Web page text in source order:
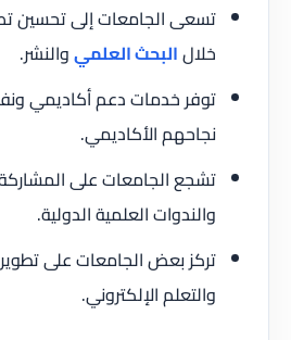
تسعى الجامعات إلى تحسين
خلالالبحث العلميوالنشر.
توفر خدمات دعم أكاديمي
نجاحهم الأكاديمي.
تشجع الجامعات على
والندوات العلمية الدولية.
تركز بعض الجامعات على
والتعلم الإلكتروني.